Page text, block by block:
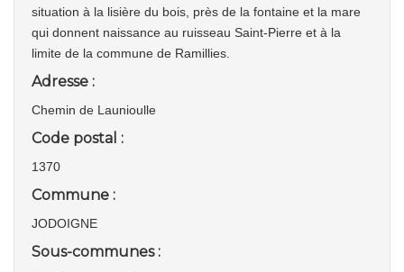
situation à la lisière du bois, près de la fontaine et la mare
qui donnent naissance au ruisseau Saint-Pierre et à la
limite de la commune de Ramillies.
Adresse :
Chemin de Launioulle
Code postal :
1370
Commune :
JODOIGNE
Sous-communes :